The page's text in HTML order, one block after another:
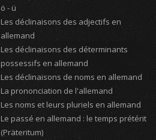
ö - ü
Les déclinaisons des adjectifs en
allemand
Les déclinaisons des déterminants
possessifs en allemand
Les déclinaisons de noms en allemand
La prononciation de l'allemand
Les noms et leurs pluriels en allemand
Le passé en allemand : le temps prétérit
(Präteritum)